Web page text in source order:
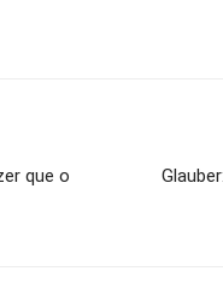
que o